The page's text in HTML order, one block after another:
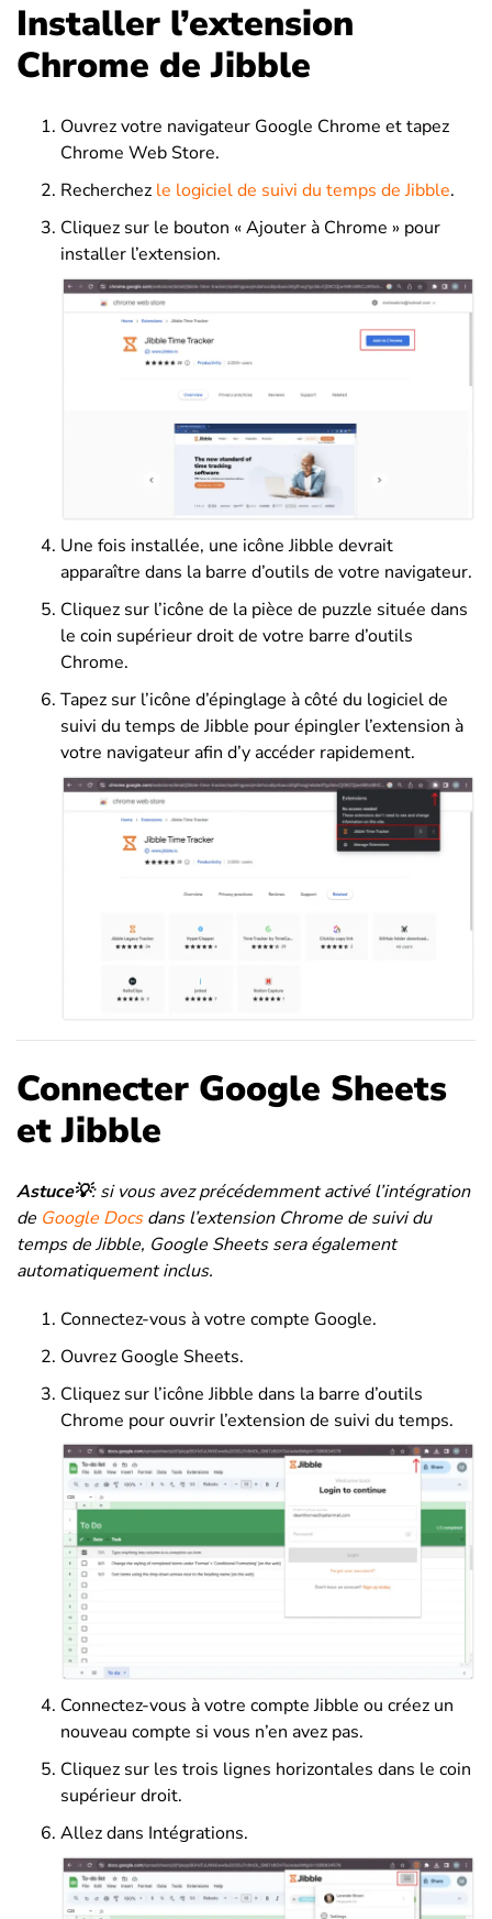
Installer l’extension
Chrome de Jibble
Ouvrez votre navigateur Google Chrome et tapez
Chrome Web Store.
Recherchez le logiciel de suivi du temps de Jibble.
Cliquez sur le bouton « Ajouter à Chrome » pour
installer l’extension.
Une fois installée, une icône Jibble devrait
apparaître dans la barre d’outils de votre navigateur.
Cliquez sur l’icône de la pièce de puzzle située dans
le coin supérieur droit de votre barre d’outils
Chrome.
Tapez sur l’icône d’épinglage à côté du logiciel de
suivi du temps de Jibble pour épingler l’extension à
votre navigateur afin d’y accéder rapidement.
Connecter Google Sheets
et Jibble
Astuce💡: si vous avez précédemment activé l’intégration
de Google Docsdans l’extension Chrome de suivi du
temps de Jibble, Google Sheets sera également
automatiquement inclus.
Connectez-vous à votre compte Google.
Ouvrez Google Sheets.
Cliquez sur l’icône Jibble dans la barre d’outils
Chrome pour ouvrir l’extension de suivi du temps.
Connectez-vous à votre compte Jibble ou créez un
nouveau compte si vous n’en avez pas.
Cliquez sur les trois lignes horizontales dans le coin
supérieur droit.
Allez dans Intégrations.